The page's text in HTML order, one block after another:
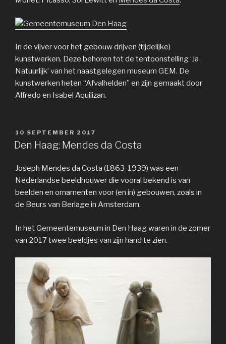
In de vijver voor het gebouw drijven (tijdelijke)
kunstwerken. Deze behoren tot de tentoonstelling ‘Ja
Natuurlijk’ van het naastgelegen museum GEM. De
kunstwerken heten “Afvalhelden” en zijn gemaakt door
Alfredo en Isabel Aquilizan.
GEPLAATST
OP
10 SEPTEMBER 2017
Den Haag: Mendes da Costa
Joseph Mendes da Costa (1863-1939) was een
Nederlandse beeldhouwer die vooral bekend is van
beelden en ornamenten voor (en in) gebouwen, zoals in
de Beurs van Berlage in Amsterdam.
In het Gemeentemuseum in Den Haag waren in de zomer
van 2017 twee beeldjes van zijn hand te zien.